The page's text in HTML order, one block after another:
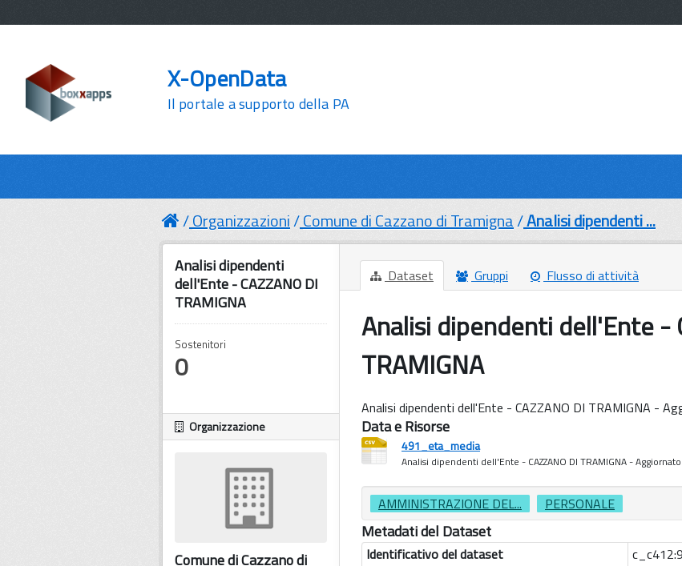
X-OpenData
Il portale a supporto della PA
Organizzazioni Comune di Cazzano di Tramigna Analisi dipendenti ...
Dataset Gruppi Flusso di attività
Analisi dipendenti dell'Ente -
TRAMIGNA
Analisi dipendenti dell'Ente - CAZZANO DI TRAMIGNA -
Data e Risorse
491_eta_media
Analisi dipendenti dell'Ente - CAZZANO DI TRAMIGNA -
AMMINISTRAZIONE DEL... PERSONALE
Metadati del Dataset
Identificativo del dataset
Analisi dipendenti
dell'Ente - CAZZANO DI
TRAMIGNA
Sostenitori
0
Organizzazione
Comune di Cazzano di